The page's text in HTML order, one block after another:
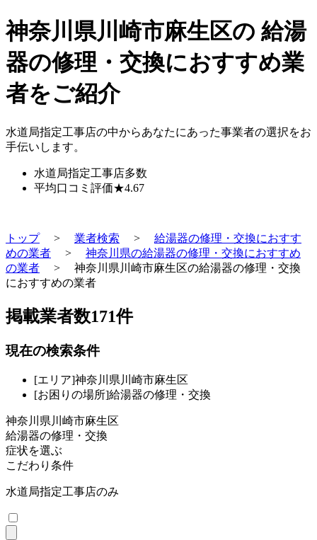
神奈川県川崎市麻生区の 給湯
器の修理・交換におすすめ業
者をご紹介
水道局指定工事店の中からあなたにあった事業者の選択をお
手伝いします。
水道局指定工事店多数
平均口コミ評価★4.67
トップ> 業者検索 > 給湯器の修理・交換におすす
めの業者 > 神奈川県の給湯器の修理・交換におすすめ
の業者 > 神奈川県川崎市麻生区の給湯器の修理・交換
におすすめの業者
掲載業者数171件
現在の検索条件
[エリア]神奈川県川崎市麻生区
[お困りの場所]給湯器の修理・交換
神奈川県川崎市麻生区
給湯器の修理・交換
症状を選ぶ
こだわり条件
水道局指定工事店のみ